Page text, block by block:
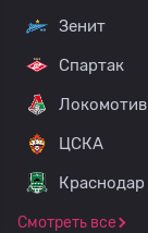
Зенит
Спартак
Локомотив
ЦСКА
Краснодар
Смотреть все